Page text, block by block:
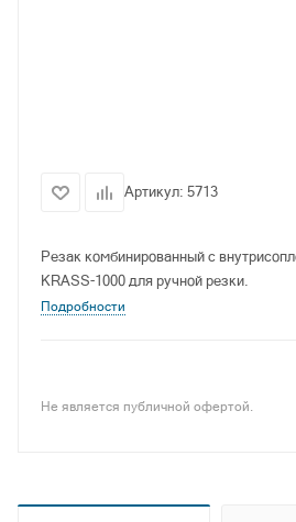
Артикул: 5713
Резак комбинированный с
KRASS-1000 для ручной резки.
Подробности
Не является публичной офертой.